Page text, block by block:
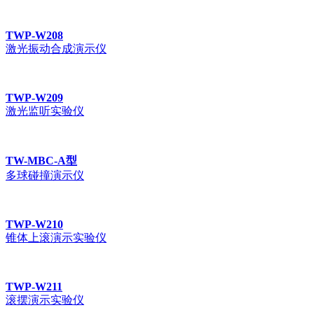
TWP-W208
激光振动合成演示仪
TWP-W209
激光监听实验仪
TW-MBC-A型
多球碰撞演示仪
TWP-W210
锥体上滚演示实验仪
TWP-W211
滚摆演示实验仪